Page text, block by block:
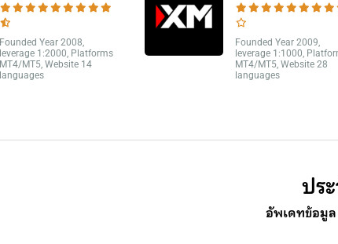
Founded Year 2008,
leverage 1:2000, Platforms
MT4/MT5, Website 14
languages
Founded Year 2009,
leverage 1:1000,
MT4/MT5, Website 28
languages
ปร
อัพเดทข้อมู